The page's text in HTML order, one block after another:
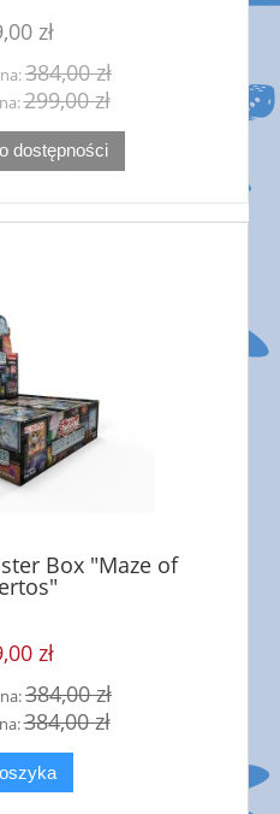
zł
384,00 zł
299,00 zł
dostępności
Box "Maze of
zł
384,00 zł
384,00 zł